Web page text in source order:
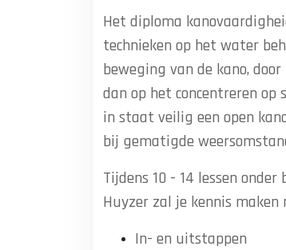
Het diploma
technieken op het water
beweging van de kano,
dan op het concentreren
in staat veilig een open
bij gematigde
Tijdens 10 - 14 lessen
Huyzer zal je kennis maken
In- en uitstappen